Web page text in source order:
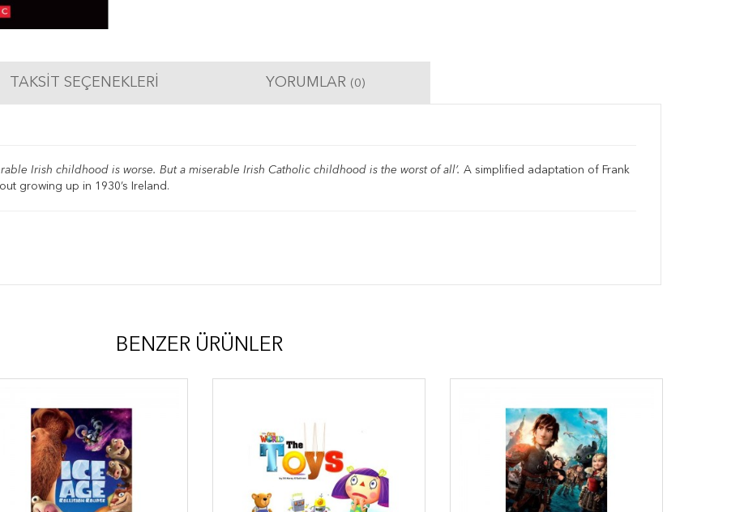
TAKSIT SEÇENEKLERI YORUMLAR (0)
Irish childhood is worse. But a miserable Irish Catholic childhood is the worst of all’. A simplified adaptation of Frank
growing up in 1930’s Ireland.
BENZER ÜRÜNLER